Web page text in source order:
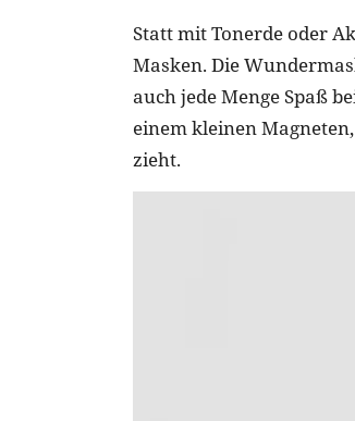
Statt mit Tonerde oder
Masken. Die
auch jede Menge Spaß
einem kleinen
zieht.